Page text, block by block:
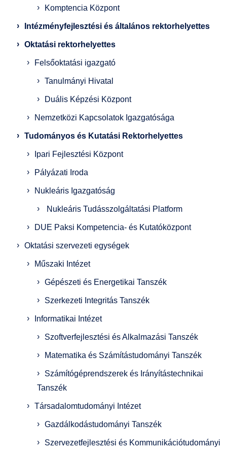
Komptencia Központ
Intézményfejlesztési és általános rektorhelyettes
Oktatási rektorhelyettes
Felsőoktatási igazgató
Tanulmányi Hivatal
Duális Képzési Központ
Nemzetközi Kapcsolatok Igazgatósága
Tudományos és Kutatási Rektorhelyettes
Ipari Fejlesztési Központ
Pályázati Iroda
Nukleáris Igazgatóság
Nukleáris Tudásszolgáltatási Platform
DUE Paksi Kompetencia- és Kutatóközpont
Oktatási szervezeti egységek
Műszaki Intézet
Gépészeti és Energetikai Tanszék
Szerkezeti Integritás Tanszék
Informatikai Intézet
Szoftverfejlesztési és Alkalmazási Tanszék
Matematika és Számítástudományi Tanszék
Számítógéprendszerek és Irányítástechnikai
Tanszék
Társadalomtudományi Intézet
Gazdálkodástudományi Tanszék
Szervezetfejlesztési és Kommunikációtudományi